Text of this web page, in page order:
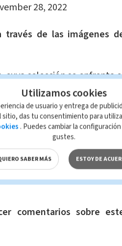
28, 2022
través de las imágenes
cuya selección se enfrenta
que se puede dar a los
declaró la portavoz de
"Instamos al Estado de
suyas las palabras del
a la Copa del Mundo",
comentarios sobre
Utilizamos cookies
de usuario y entrega de
das tu consentimiento para
. Puedes cambiar la
gustes.
SABER MÁS ESTOY DE